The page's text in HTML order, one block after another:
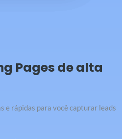
Pages de alta
e rápidas para você capturar leads